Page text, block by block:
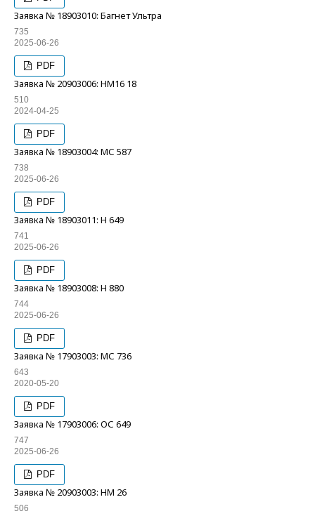
Заявка № 18903010: Багнет Ультра
735
2025-06-26
PDF
Заявка № 20903006: НМ16 18
510
2024-04-25
PDF
Заявка № 18903004: МС 587
738
2025-06-26
PDF
Заявка № 18903011: Н 649
741
2025-06-26
PDF
Заявка № 18903008: Н 880
744
2025-06-26
PDF
Заявка № 17903003: МС 736
643
2020-05-20
PDF
Заявка № 17903006: ОС 649
747
2025-06-26
PDF
Заявка № 20903003: НМ 26
506